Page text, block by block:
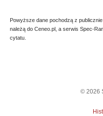
Powyższe dane pochodzą z
należą do Ceneo.pl, a serwis Spec-
cytatu.
© 2026